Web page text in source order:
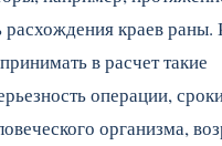
расхождения краев
в расчет такие
операции,
организма,